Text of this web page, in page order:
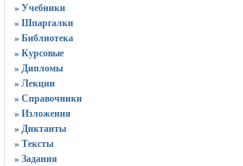
» Учебники
» Шпаргалки
» Библиотека
» Курсовые
» Дипломы
» Лекции
» Справочники
» Изложения
» Диктанты
» Тексты
» Задания